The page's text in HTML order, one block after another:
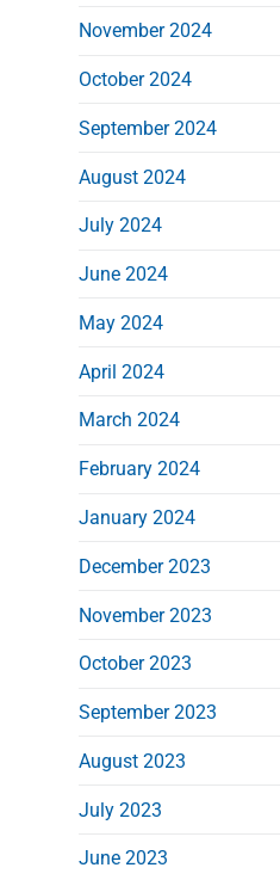
November 2024
October 2024
September 2024
August 2024
July 2024
June 2024
May 2024
April 2024
March 2024
February 2024
January 2024
December 2023
November 2023
October 2023
September 2023
August 2023
July 2023
June 2023